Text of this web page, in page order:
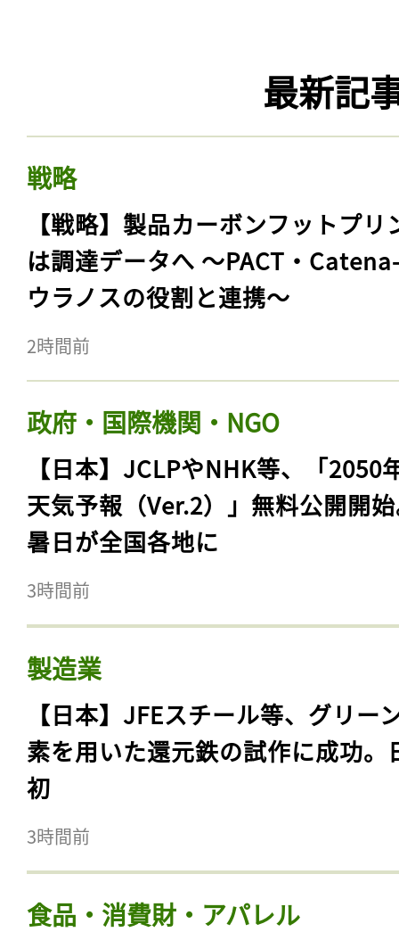
最新記
戦略
【戦略】製品カーボンフットプリ
は調達データへ 〜PACT・
ウラノスの役割と連携〜
2時間前
政府・国際機関・NGO
【日本】JCLPやNHK等、「2050
天気予報（Ver.2）」無料公開開
暑日が全国各地に
3時間前
製造業
【日本】JFEスチール等、グリー
素を用いた還元鉄の試作に成功。
初
3時間前
食品・消費財・アパレル